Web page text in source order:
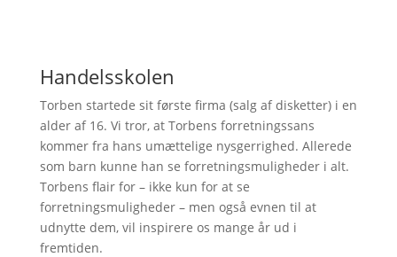
Handelsskolen
Torben startede sit første firma (salg af disketter) i en
alder af 16. Vi tror, at Torbens forretningssans
kommer fra hans umættelige nysgerrighed. Allerede
som barn kunne han se forretningsmuligheder i alt.
Torbens flair for – ikke kun for at se
forretningsmuligheder – men også evnen til at
udnytte dem, vil inspirere os mange år ud i
fremtiden.